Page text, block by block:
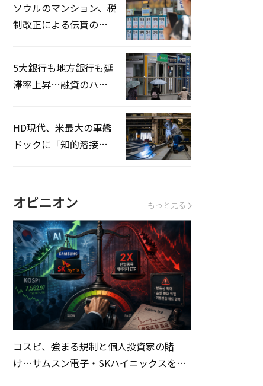
ソウルのマンション、税
制改正による伝貰の月
5大銀行も地方銀行も延
滞率上昇…融資のハー
HD現代、米最大の軍艦
ドックに「知的溶接」
オピニオン もっと見る
コスピ、強まる規制と個人投資家の賭
け…サムスン電子・SKハイニックスを巡